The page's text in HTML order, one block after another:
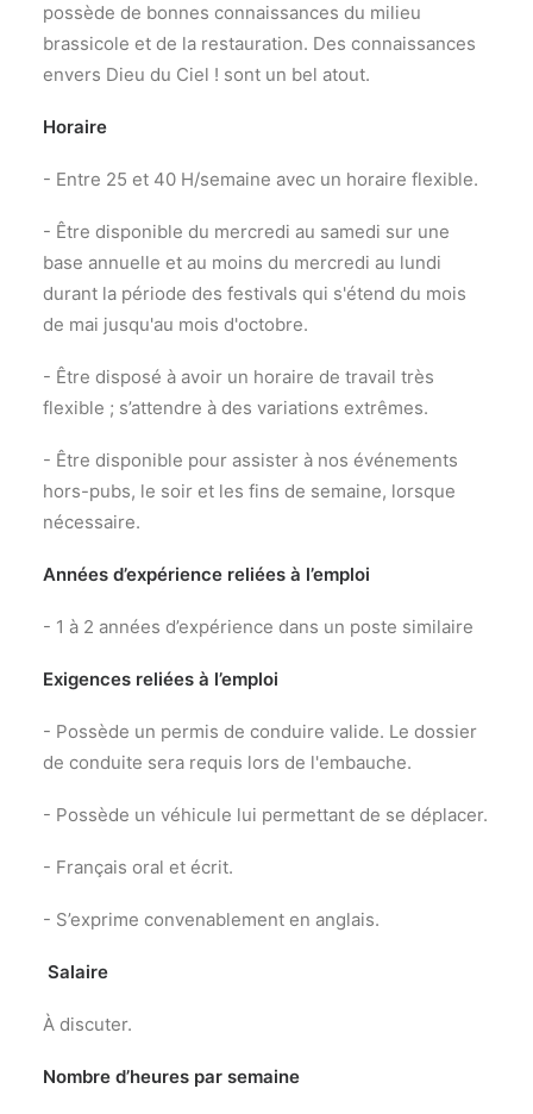
possède de bonnes connaissances du milieu
brassicole et de la restauration. Des connaissances
envers Dieu du Ciel ! sont un bel atout.
Horaire
- Entre 25 et 40 H/semaine avec un horaire flexible.
- Être disponible du mercredi au samedi sur une
base annuelle et au moins du mercredi au lundi
durant la période des festivals qui s'étend du mois
de mai jusqu'au mois d'octobre.
- Être disposé à avoir un horaire de travail très
flexible ; s’attendre à des variations extrêmes.
- Être disponible pour assister à nos événements
hors-pubs, le soir et les fins de semaine, lorsque
nécessaire.
Années d’expérience reliées à l’emploi
- 1 à 2 années d’expérience dans un poste similaire
Exigences reliées à l’emploi
- Possède un permis de conduire valide. Le dossier
de conduite sera requis lors de l'embauche.
- Possède un véhicule lui permettant de se déplacer.
- Français oral et écrit.
- S’exprime convenablement en anglais.
Salaire
À discuter.
Nombre d’heures par semaine